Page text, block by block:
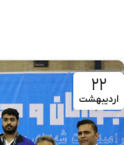
۲۲
اردیبهشت